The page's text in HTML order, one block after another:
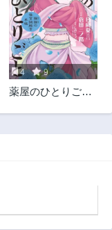
4 9
薬屋のひとりごと
Apothecarys